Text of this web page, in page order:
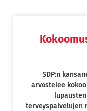
SDP:n
arvostelee
terveyspalvelujen